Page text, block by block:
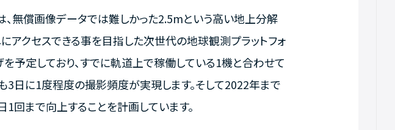
無償画像データでは難しかった2.5mという高い地上分解
アクセスできる事を目指した次世代の地球観測プラットフォ
予定しており、すでに軌道上で稼働している1機と合わせて
3日に1度程度の撮影頻度が実現します。そして2022年まで
1回まで向上することを計画しています。